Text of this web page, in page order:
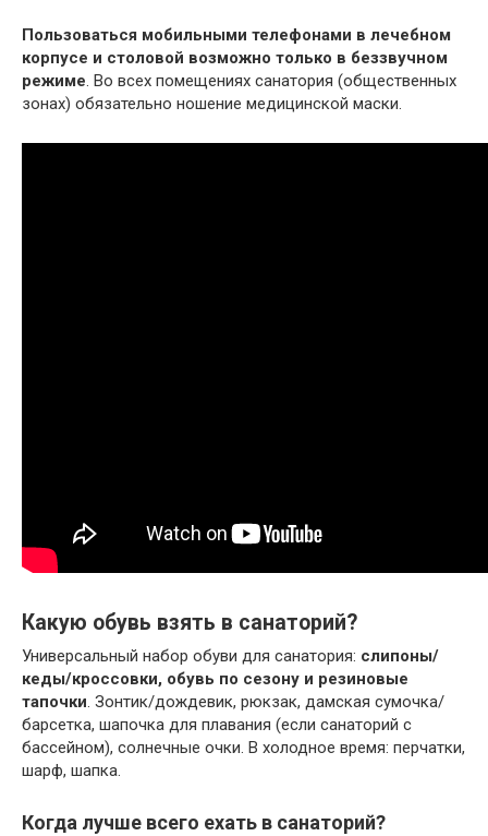
Пользоваться мобильными телефонами в лечебном
корпусе и столовой возможно только в беззвучном
режиме. Во всех помещениях санатория (общественных
зонах) обязательно ношение медицинской маски.
Какую обувь взять в санаторий?
Универсальный набор обуви для санатория: слипоны/
кеды/кроссовки, обувь по сезону и резиновые
тапочки. Зонтик/дождевик, рюкзак, дамская сумочка/
барсетка, шапочка для плавания (если санаторий с
бассейном), солнечные очки. В холодное время: перчатки,
шарф, шапка.
Когда лучше всего ехать в санаторий?